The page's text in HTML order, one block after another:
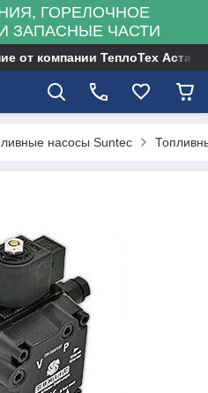
ГОРЕЛОЧНОЕ
ЗАПАСНЫЕ ЧАСТИ
от компании ТеплоТех Астана
насосы Suntec